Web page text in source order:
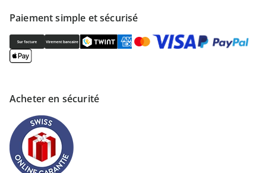
Paiement simple et sécurisé
Acheter en sécurité